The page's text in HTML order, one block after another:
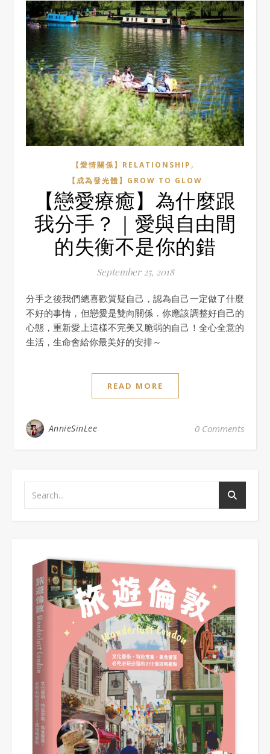
【愛情關係】RELATIONSHIP ,
【成為發光體】GROW TO GLOW
【戀愛療癒】為什麼跟
我分手？｜愛與自由間
的失衡不是你的錯
September 25, 2018
分手之後我們總喜歡質疑自己，認為自己一定做了什麼
不好的事情，但戀愛是雙向關係．你應該調整好自己的
心態，重新愛上這樣不完美又脆弱的自己！全心全意的
生活，生命會給你最美好的安排～
READ MORE
AnnieSinLee 0 Comments